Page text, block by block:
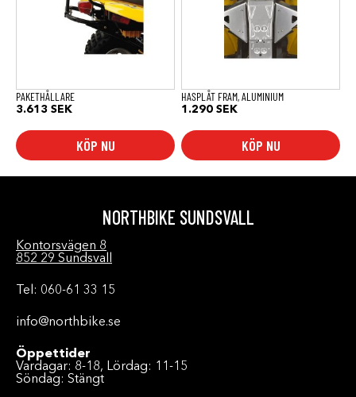
PAKETHÅLLARE
3.613 SEK
KÖP NU
HASPLÅT FRAM, ALUMINIUM
1.290 SEK
KÖP NU
NORTHBIKE SUNDSVALL
Kontorsvägen 8
852 29 Sundsvall
Tel: 060-61 33 15
info@northbike.se
Öppettider
Vardagar: 8-18, Lördag: 11-15
Söndag: Stängt